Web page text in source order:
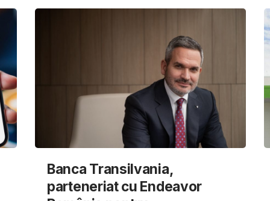
Banca Transilvania,
parteneriat cu Endeavor